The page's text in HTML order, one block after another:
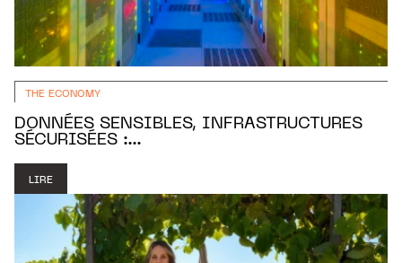
THE ECONOMY
DONNÉES SENSIBLES, INFRASTRUCTURES
SÉCURISÉES :...
LIRE